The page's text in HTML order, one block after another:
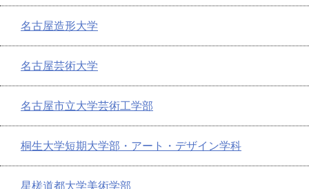
名古屋造形大学
名古屋芸術大学
名古屋市立大学芸術工学部
桐生大学短期大学部・アート・デザイン学科
星槎道都大学美術学部